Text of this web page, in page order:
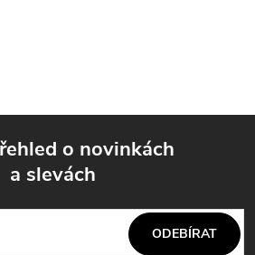
o novinkách
a slevách
ODEBÍRAT